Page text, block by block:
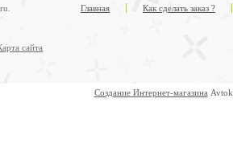
сайта
Главная Как сделать заказ ?
Создание Интернет-магазина